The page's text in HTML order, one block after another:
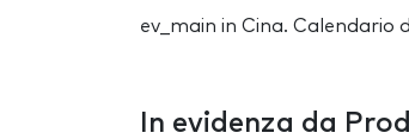
ev_main in Cina. Calendario
In evidenza da